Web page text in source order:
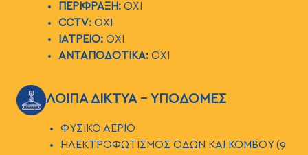
ΠΕΡΙΦΡΑΞΗ: ΟΧΙ
CCTV: ΟΧΙ
ΙΑΤΡΕΙΟ: ΟΧΙ
ΑΝΤΑΠΟΔΟΤΙΚΑ:ΟΧΙ
ΕΙΚΟΝΑΛΟΙΠΑ ΔΙΚΤΥΑ - ΥΠΟΔΟΜΕΣ
ΦΥΣΙΚΟ ΑΕΡΙΟ
ΗΛΕΚΤΡΟΦΩΤΙΣΜΟΣ ΟΔΩΝ ΚΑΙ ΚΟΜΒΟΥ (9